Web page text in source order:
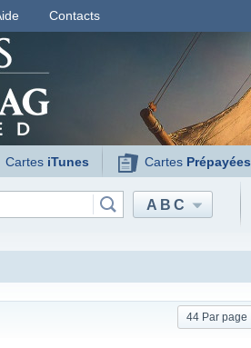
Contacts
Cartes iTunes Cartes Prépayées
ABC
44 Par page